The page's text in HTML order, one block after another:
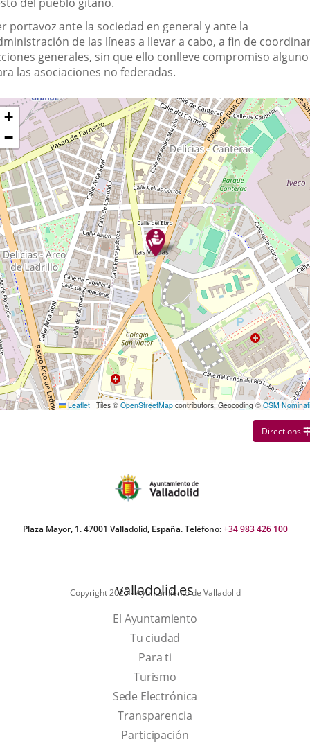
portavoz ante la sociedad en general y ante la
de las líneas a llevar a cabo, a fin de
generales, sin que ello conlleve compromiso alguno
las asociaciones no federadas.
+
−
Leaflet | Tiles © OpenStreetMap contributors. Geocoding © OSM
Directions
Plaza Mayor, 1. 47001 Valladolid, España. Teléfono:+34 983 426 100
Copyright 2025 - Ayuntamiento de Valladolid
valladolid.es
El Ayuntamiento
Tu ciudad
Para ti
TurismoThis
link
will
open
Sede Electrónica
Transparencia
Participación